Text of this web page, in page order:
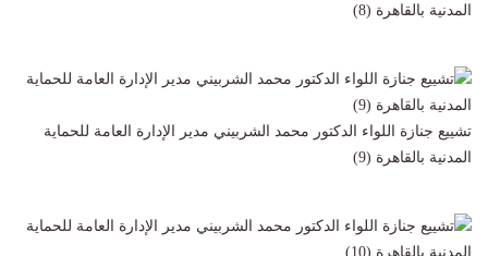
المدنية بالقاهرة (8)
تشييع جنازة اللواء الدكتور محمد الشربيني مدير الإدارة العامة للحماية
المدنية بالقاهرة (9)